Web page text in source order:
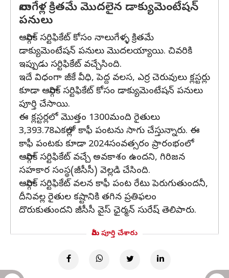
నాలుగేళ్ల క్రితమే మొదలైన డాక్యుమెంటేషన్
పనులు
ఆర్గానిక్ సర్టిఫికేట్ కోసం నాలుగేళ్ళ క్రితమే
డాక్యుమెంటేషన్ పనులు మొదలయ్యాయి. చివరికి
ఇప్పుడు సర్టిఫికేట్ వచ్చేసింది.
ఇదే విధంగా జీకే వీధి, పెద్ద వలస, ఎర్ర చెరువులు క్లస్టర్లు
కూడా ఆర్గానిక్ సర్టిఫికేట్ కోసం డాక్యుమెంటేషన్ పనులు
పూర్తి చేసాయి.
ఈ క్లస్టర్లలో మొత్తం 1300మంది రైతులు
3,393.78ఎకరాల్లో కాఫీ పంటను సాగు చేస్తున్నారు. ఈ
కాఫీ పంటకు కూడా 2024సంవత్సరం ప్రారంభంలో
ఆర్గానిక్ సర్టిఫికేట్ వచ్చే అవకాశం ఉందని, గిరిజన
సహకార సంస్థ(జీసీసీ) వెల్లడి చేసింది.
ఆర్గానిక్ సర్టిఫికేట్ వలన కాఫీ పంట రేటు పెరుగుతుందనీ,
దీనివల్ల రైతుల కష్టానికి తగిన ప్రతిఫలం
దొరుకుతుందని జీసీసీ వైస్ ఛైర్మన్ సురేష్ తెలిపారు.
మీరు పూర్తి చేశారు